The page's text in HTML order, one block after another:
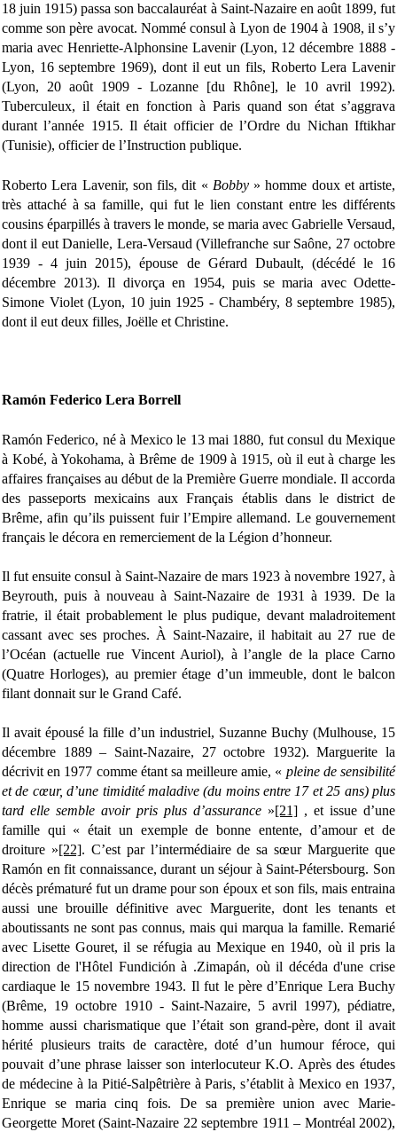
18 juin 1915) passa son baccalauréat à Saint-Nazaire en août 1899, fut
comme son père avocat. Nommé consul à Lyon de 1904 à 1908, il s’y
maria avec Henriette-Alphonsine Lavenir (Lyon, 12 décembre 1888 -
Lyon, 16 septembre 1969), dont il eut un fils, Roberto Lera Lavenir
(Lyon, 20 août 1909 - Lozanne [du Rhône], le 10 avril 1992).
Tuberculeux, il était en fonction à Paris quand son état s’aggrava
durant l’année 1915. Il était officier de l’Ordre du Nichan Iftikhar
(Tunisie), officier de l’Instruction publique.
Roberto Lera Lavenir, son fils, dit « Bobby» homme doux et artiste,
très attaché à sa famille, qui fut le lien constant entre les différents
cousins éparpillés à travers le monde, se maria avec Gabrielle Versaud,
dont il eut Danielle, Lera-Versaud (Villefranche sur Saône, 27 octobre
1939 - 4 juin 2015), épouse de Gérard Dubault, (décédé le 16
décembre 2013). Il divorça en 1954, puis se maria avec Odette-
Simone Violet (Lyon, 10 juin 1925 - Chambéry, 8 septembre 1985),
dont il eut deux filles, Joëlle et Christine.
Ramón Federico Lera Borrell
Ramón Federico, né à Mexico le 13 mai 1880, fut consul du Mexique
à Kobé, à Yokohama, à Brême de 1909 à 1915, où il eut à charge les
affaires françaises au début de la Première Guerre mondiale. Il accorda
des passeports mexicains aux Français établis dans le district de
Brême, afin qu’ils puissent fuir l’Empire allemand. Le gouvernement
français le décora en remerciement de la Légion d’honneur.
Il fut ensuite consul à Saint-Nazaire de mars 1923 à novembre 1927, à
Beyrouth, puis à nouveau à Saint-Nazaire de 1931 à 1939. De la
fratrie, il était probablement le plus pudique, devant maladroitement
cassant avec ses proches. À Saint-Nazaire, il habitait au 27 rue de
l’Océan (actuelle rue Vincent Auriol), à l’angle de la place Carno
(Quatre Horloges), au premier étage d’un immeuble, dont le balcon
filant donnait sur le Grand Café.
Il avait épousé la fille d’un industriel, Suzanne Buchy (Mulhouse, 15
décembre 1889 – Saint-Nazaire, 27 octobre 1932). Marguerite la
décrivit en 1977 comme étant sa meilleure amie, « pleine de sensibilité
et de cœur, d’une timidité maladive (du moins entre 17 et 25 ans) plus
tard elle semble avoir pris plus d’assurance »[21] , et issue d’une
famille qui « était un exemple de bonne entente, d’amour et de
droiture »[22]. C’est par l’intermédiaire de sa sœur Marguerite que
Ramón en fit connaissance, durant un séjour à Saint-Pétersbourg. Son
décès prématuré fut un drame pour son époux et son fils, mais entraina
aussi une brouille définitive avec Marguerite, dont les tenants et
aboutissants ne sont pas connus, mais qui marqua la famille. Remarié
avec Lisette Gouret, il se réfugia au Mexique en 1940, où il pris la
direction de l'Hôtel Fundición à .Zimapán, où il décéda d'une crise
cardiaque le 15 novembre 1943. Il fut le père d’Enrique Lera Buchy
(Brême, 19 octobre 1910 - Saint-Nazaire, 5 avril 1997), pédiatre,
homme aussi charismatique que l’était son grand-père, dont il avait
hérité plusieurs traits de caractère, doté d’un humour féroce, qui
pouvait d’une phrase laisser son interlocuteur K.O. Après des études
de médecine à la Pitié-Salpêtrière à Paris, s’établit à Mexico en 1937,
Enrique se maria cinq fois. De sa première union avec Marie-
Georgette Moret (Saint-Nazaire 22 septembre 1911 – Montréal 2002),